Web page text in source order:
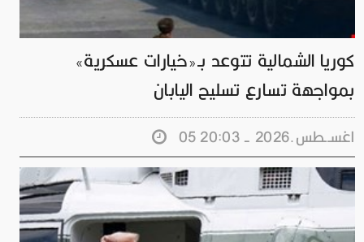
كوريا الشمالية تتوعد بـ«خيارات عسكرية»
بمواجهة تسارع تسليح اليابان
05 اغســطس.2026 - 20:03